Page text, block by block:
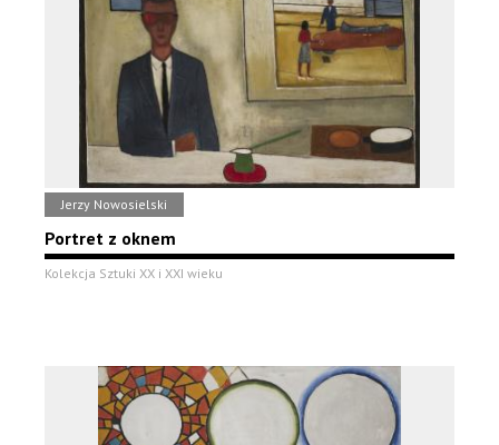
Jerzy Nowosielski
Portret z oknem
Kolekcja Sztuki XX i XXI wieku